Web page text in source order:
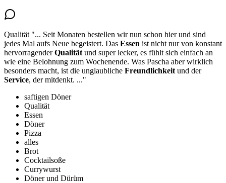
Qualität "... Seit Monaten bestellen wir nun schon hier und sind
jedes Mal aufs Neue begeistert. Das Essen ist nicht nur von konstant
hervorragenderQualität und super lecker, es fühlt sich einfach an
wie eine Belohnung zum Wochenende. Was Pascha aber wirklich
besonders macht, ist die unglaubliche Freundlichkeit und der
Service, der mitdenkt. ..."
saftigen Döner
Qualität
Essen
Döner
Pizza
alles
Brot
Cocktailsoße
Currywurst
Döner und Dürüm